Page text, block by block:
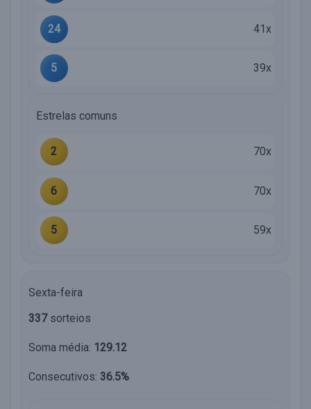
24 41x
5 39x
Estrelas comuns
2 70x
6 70x
5 59x
Sexta-feira
337sorteios
Soma média: 129.12
Consecutivos: 36.5%